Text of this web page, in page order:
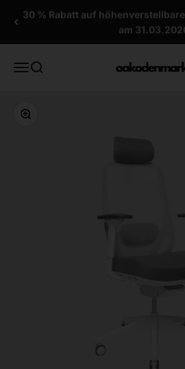
30 % Rabatt auf
am
MenüSuche OAKO Denmark
Bild vergrößern